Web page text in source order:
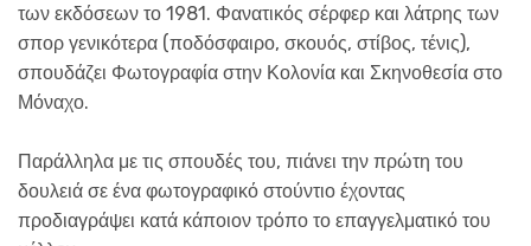
των εκδόσεων το 1981. Φανατικός σέρφερ και λάτρης των
σπορ γενικότερα (ποδόσφαιρο, σκουός, στίβος, τένις),
σπουδάζει Φωτογραφία στην Κολονία και Σκηνοθεσία στο
Μόναχο.
Παράλληλα με τις σπουδές του, πιάνει την πρώτη του
δουλειά σε ένα φωτογραφικό στούντιο έχοντας
προδιαγράψει κατά κάποιον τρόπο το επαγγελματικό του